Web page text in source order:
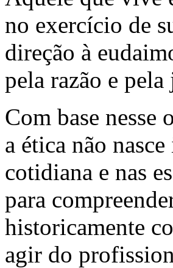
no exercício de
direção à
pela razão e pela
Com base
a ética não
cotidiana e nas
para
historicamente
agir do